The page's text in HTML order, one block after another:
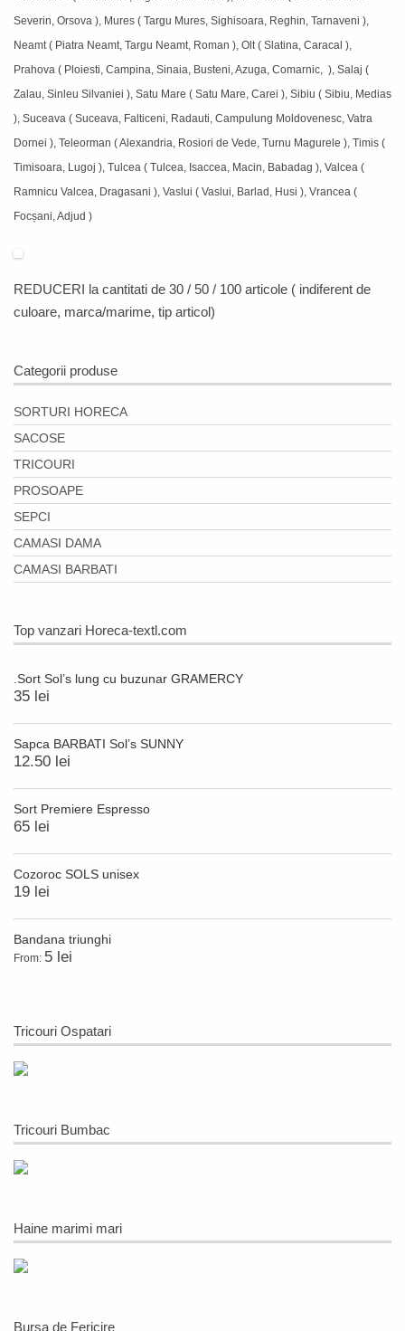
Severin, Orsova ), Mures ( Targu Mures, Sighisoara, Reghin, Tarnaveni ),
Neamt ( Piatra Neamt, Targu Neamt, Roman ), Olt ( Slatina, Caracal ),
Prahova ( Ploiesti, Campina, Sinaia, Busteni, Azuga, Comarnic, ), Salaj (
Zalau, Sinleu Silvaniei ), Satu Mare ( Satu Mare, Carei ), Sibiu ( Sibiu, Medias
), Suceava ( Suceava, Falticeni, Radauti, Campulung Moldovenesc, Vatra
Dornei ), Teleorman ( Alexandria, Rosiori de Vede, Turnu Magurele ), Timis (
Timisoara, Lugoj ), Tulcea ( Tulcea, Isaccea, Macin, Babadag ), Valcea (
Ramnicu Valcea, Dragasani ), Vaslui ( Vaslui, Barlad, Husi ), Vrancea (
Focșani, Adjud )
REDUCERI la cantitati de 30 / 50 / 100 articole ( indiferent de
culoare, marca/marime, tip articol)
Categorii produse
SORTURI HORECA
SACOSE
TRICOURI
PROSOAPE
SEPCI
CAMASI DAMA
CAMASI BARBATI
Top vanzari Horeca-textl.com
.Sort Sol’s lung cu buzunar GRAMERCY
35 lei
Sapca BARBATI Sol’s SUNNY
12.50 lei
Sort Premiere Espresso
65 lei
Cozoroc SOLS unisex
19 lei
Bandana triunghi
From: 5 lei
Tricouri Ospatari
Tricouri Bumbac
Haine marimi mari
Bursa de Fericire